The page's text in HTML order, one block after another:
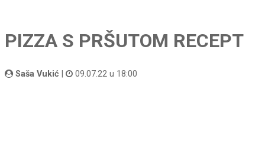
PIZZA S PRŠUTOM RECEPT
Saša Vukić 09.07.22 u 18:00